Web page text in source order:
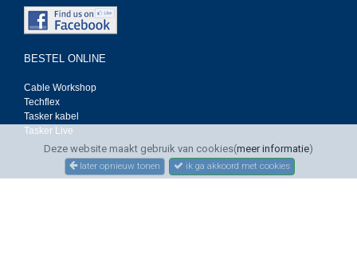
Deze website maakt gebruik van cookies(meer informatie)
later opnieuw tonen ik ga akkoord met cookies
BESTEL ONLINE
Cable Workshop
Techflex
Tasker kabel
Tasker Live